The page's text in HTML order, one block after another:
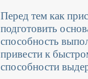
Перед тем как
подготовить
способность
привести к
способности